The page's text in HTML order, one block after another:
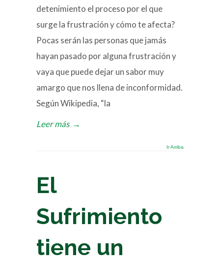
detenimiento el proceso por el que
surge la frustración y cómo te afecta?
Pocas serán las personas que jamás
hayan pasado por alguna frustración y
vaya que puede dejar un sabor muy
amargo que nos llena de inconformidad.
Según Wikipedia, “la
Leer más →
Ir Arriba
El
Sufrimiento
tiene un